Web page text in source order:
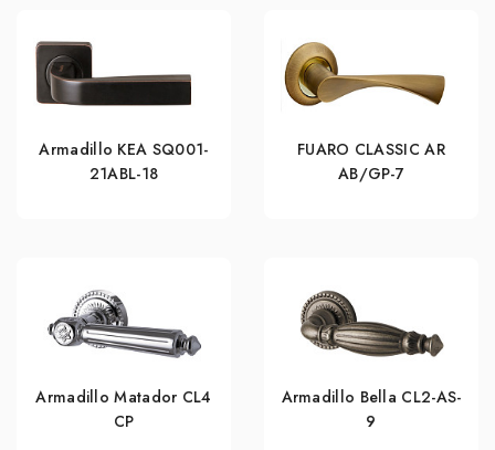
Armadillo KEA SQ001-
21ABL-18
FUARO CLASSIC AR
AB/GP-7
Armadillo Matador CL4
СР
Armadillo Bella CL2-AS-
9